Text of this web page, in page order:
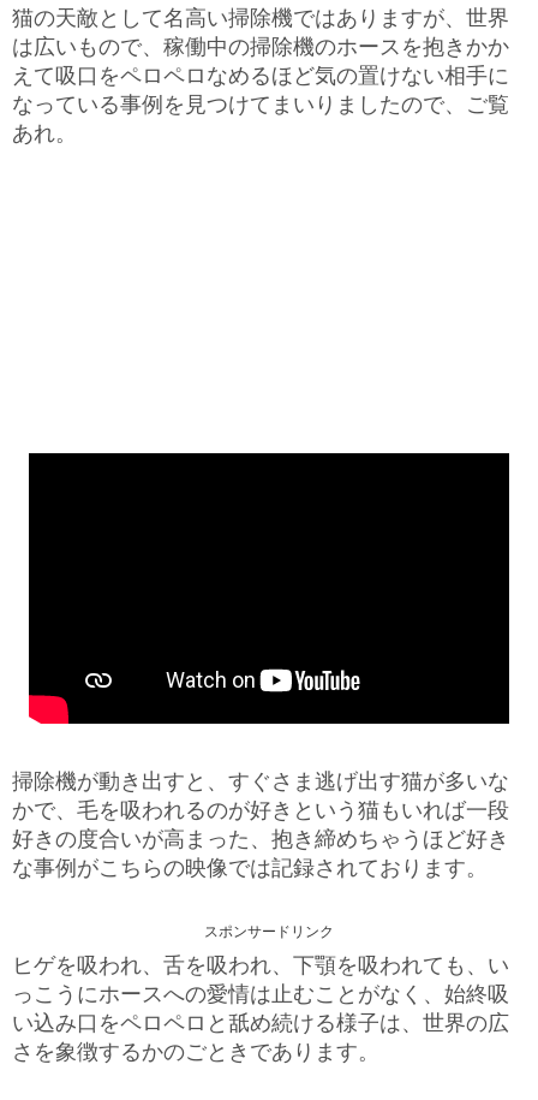
猫の天敵として名高い掃除機ではありますが、世界
は広いもので、稼働中の掃除機のホースを抱きかか
えて吸口をペロペロなめるほど気の置けない相手に
なっている事例を見つけてまいりましたので、ご覧
あれ。
掃除機が動き出すと、すぐさま逃げ出す猫が多いな
かで、毛を吸われるのが好きという猫もいれば一段
好きの度合いが高まった、抱き締めちゃうほど好き
な事例がこちらの映像では記録されております。
スポンサードリンク
ヒゲを吸われ、舌を吸われ、下顎を吸われても、い
っこうにホースへの愛情は止むことがなく、始終吸
い込み口をペロペロと舐め続ける様子は、世界の広
さを象徴するかのごときであります。